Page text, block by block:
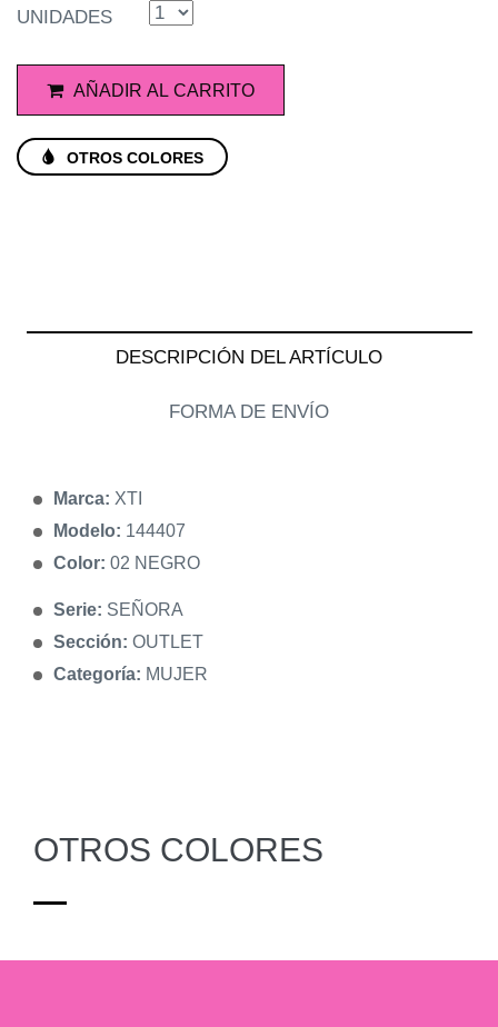
UNIDADES
AÑADIR AL CARRITO
OTROS COLORES
DESCRIPCIÓN DEL ARTÍCULO
FORMA DE ENVÍO
Marca: XTI
Modelo: 144407
Color: 02 NEGRO
Serie: SEÑORA
Sección: OUTLET
Categoría: MUJER
OTROS COLORES